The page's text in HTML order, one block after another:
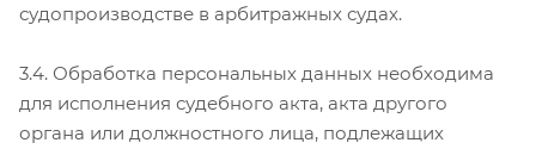
судопроизводстве в арбитражных судах.
3.4. Обработка персональных данных необходима
для исполнения судебного акта, акта другого
органа или должностного лица, подлежащих